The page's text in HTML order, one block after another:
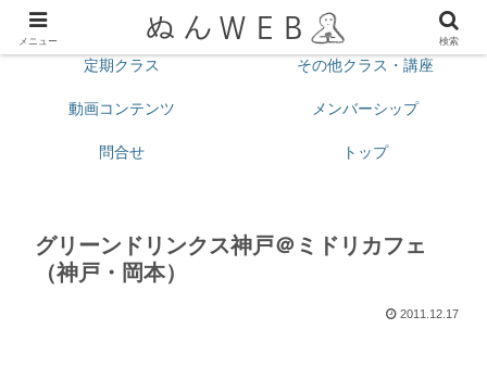
プロフィール 今月の予定
定期クラス その他クラス・講座
動画コンテンツ メンバーシップ
問合せ トップ
グリーンドリンクス神戸＠ミドリカフェ
（神戸・岡本）
2011.12.17
メニュー 検索